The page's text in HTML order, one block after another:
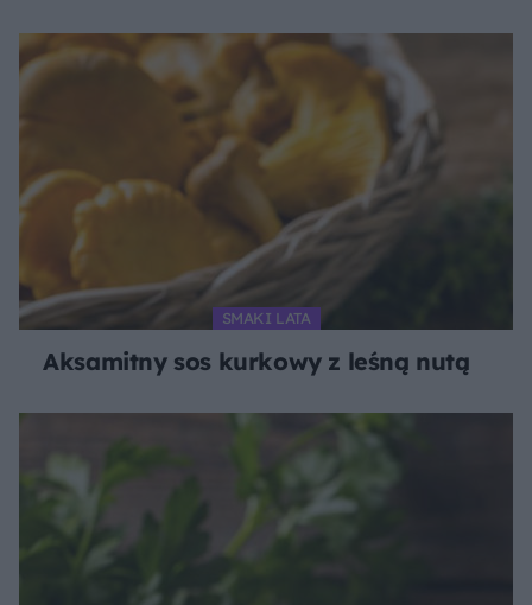
SMAKI LATA
Aksamitny sos kurkowy z leśną nutą